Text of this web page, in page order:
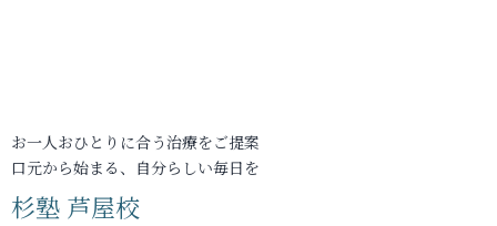
お一人おひとりに合う治療をご提案
口元から始まる、自分らしい毎日を
杉塾 芦屋校